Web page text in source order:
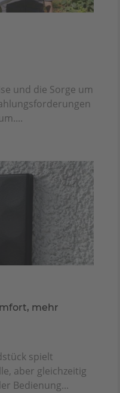
und die Sorge um
mehr
spielt
aber gleichzeitig
Bedienung...